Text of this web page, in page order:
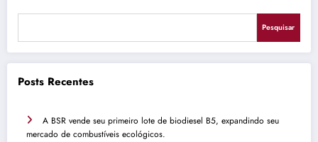
Pesquisar
Posts Recentes
A BSR vende seu primeiro lote de biodiesel B5, expandindo seu
mercado de combustíveis ecológicos.